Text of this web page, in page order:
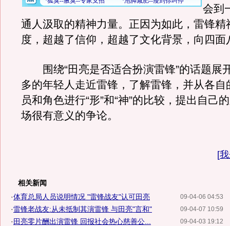
会到
通人汲取的精神力量。正因为如此，雷锋精
度，超越了信仰，超越了文化背景，向四面
围绕“田亮是否适合扮演雷锋”的话题展
多的年轻人走近雷锋，了解雷锋，并从各自
员和角色进行“形”和“神”的比较，提出自己
场很有意义的争论。
[
相关新闻
09-04-06 04:53
·体育总局人员说明情况 "雷锋战友"认可田亮
09-04-07 10:59
·雷锋老战友:从未抵制其演雷锋 与田亮"言和"
09-04-03 19:12
· 田亮零片酬出演雷锋 回报社会热心慈善公...